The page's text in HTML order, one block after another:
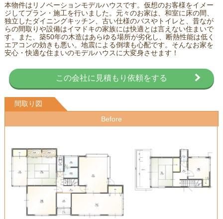
本物件はリノベーションモデルハウスです。仮想のお客様をイメー
ジしてプラン・施工を行いました。元々のお家は、和室に床の間、
独立したダイニングキッチン、古い仕様のバスやトイレと、昔なが
らの間取りや設備はイマドキの家族には快適とは言えない住まいで
す。また、築50年の木造はあらゆる場所が劣化し、断熱性能は低く
エアコンの効きも悪い。地震による倒壊も心配です。そんなお家を
安心・快適な住まいのモデルハウスに大変身させます！
この会社に見積もり依頼をする
間取り図
Before